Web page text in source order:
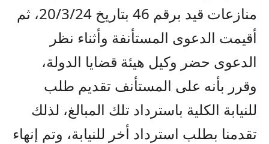
منازعات قيد برقم 46 بتاريخ 20/3/24، ثم
أقيمت الدعوى المستأنفة وأثناء نظر
الدعوى حضر وكيل هيئة قضايا الدولة،
وقرر بأنه على المستأنف تقديم طلب
للنيابة الكلية باسترداد تلك المبالغ، لذلك
تقدمنا بطلب استرداد أخر للنيابة، وتم إنهاء